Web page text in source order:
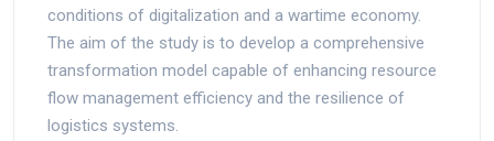
conditions of digitalization and a wartime economy.
The aim of the study is to develop a comprehensive
transformation model capable of enhancing resource
flow management efficiency and the resilience of
logistics systems.